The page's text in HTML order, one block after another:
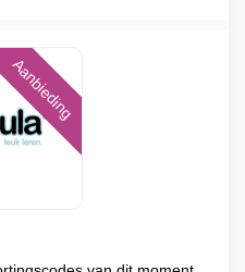
Aanbieding